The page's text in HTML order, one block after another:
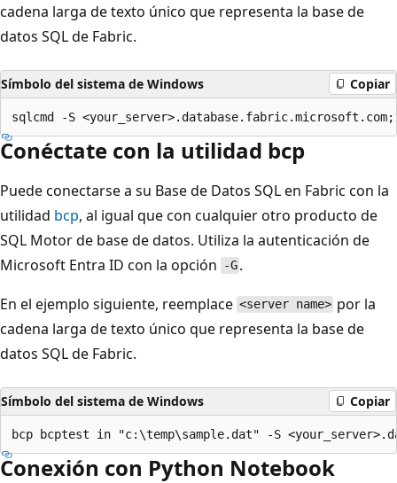
cadena larga de texto único que representa la base de
datos SQL de Fabric.
Símbolo del sistema de Windows Copiar
Conéctate con la utilidad bcp
Puede conectarse a su Base de Datos SQL en Fabric con la
utilidad bcp, al igual que con cualquier otro producto de
SQL Motor de base de datos. Utiliza la autenticación de
Microsoft Entra ID con la opción
-G .
En el ejemplo siguiente, reemplace <server name> por la
cadena larga de texto único que representa la base de
datos SQL de Fabric.
Símbolo del sistema de Windows Copiar
Conexión con Python Notebook